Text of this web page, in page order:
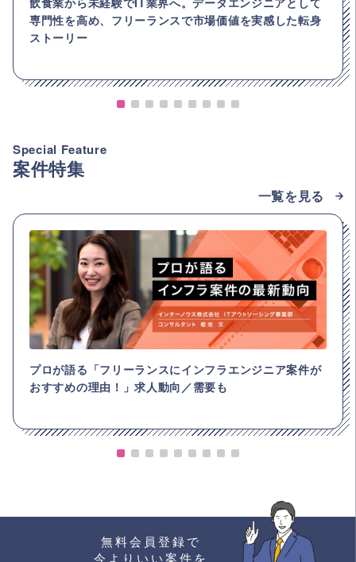
専門性を高め、フリーランスで市場価値を実感した転身
ストーリー
Special Feature
案件特集
一覧を見る
プロが語る「フリーランスにインフラエンジニア案件が
おすすめの理由！」求人動向／需要も
無料会員登録で
今よりいい案件を